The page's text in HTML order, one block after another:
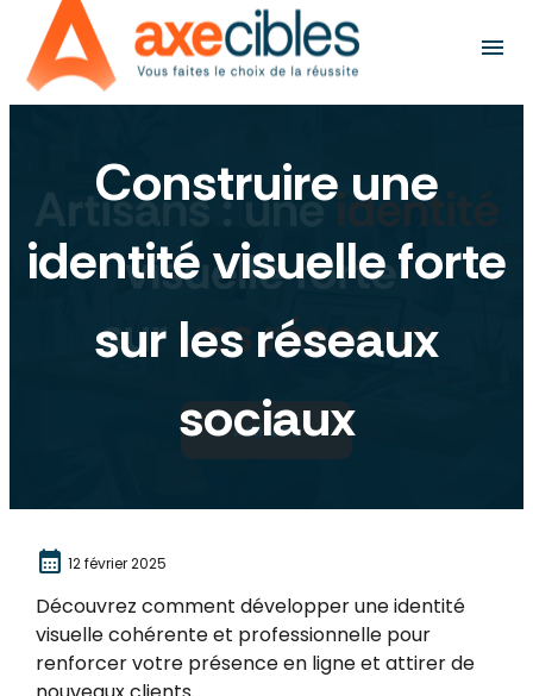
menu
Construire une
identité visuelle forte
sur les réseaux
sociaux
calendar_month 12 février 2025
Découvrez comment développer une identité
visuelle cohérente et professionnelle pour
renforcer votre présence en ligne et attirer de
Panneau de gestion des cookies